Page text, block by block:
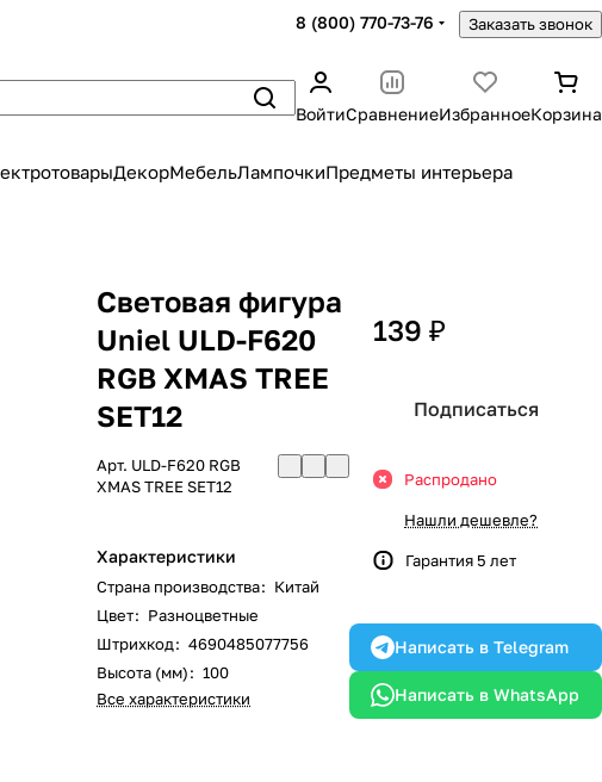
8 (800) 770-73-76 Заказать звонок
ВойтиСравнениеИзбранноеКорзина
ДекорМебельЛампочкиПредметы интерьера
Световая фигура
Uniel ULD-F620
RGB XMAS TREE
SET12
Арт. ULD-F620 RGB
XMAS TREE SET12
Характеристики
Страна производства: Китай
Цвет: Разноцветные
Штрихкод: 4690485077756
Высота (мм): 100
Все характеристики
139 ₽
Подписаться
Распродано
Нашли дешевле?
Гарантия 5 лет
Написать в Telegram
Написать в WhatsApp